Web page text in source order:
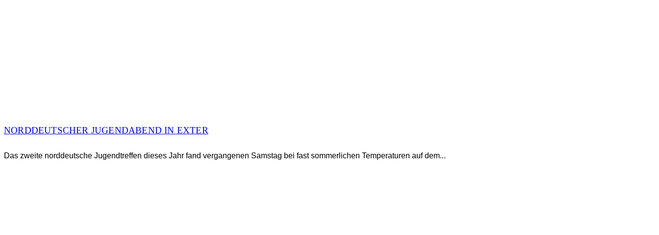
NORDDEUTSCHER JUGENDABEND IN EXTER
Das zweite norddeutsche Jugendtreffen dieses Jahr fand vergangenen Samstag bei fast sommerlichen Temperaturen auf dem...